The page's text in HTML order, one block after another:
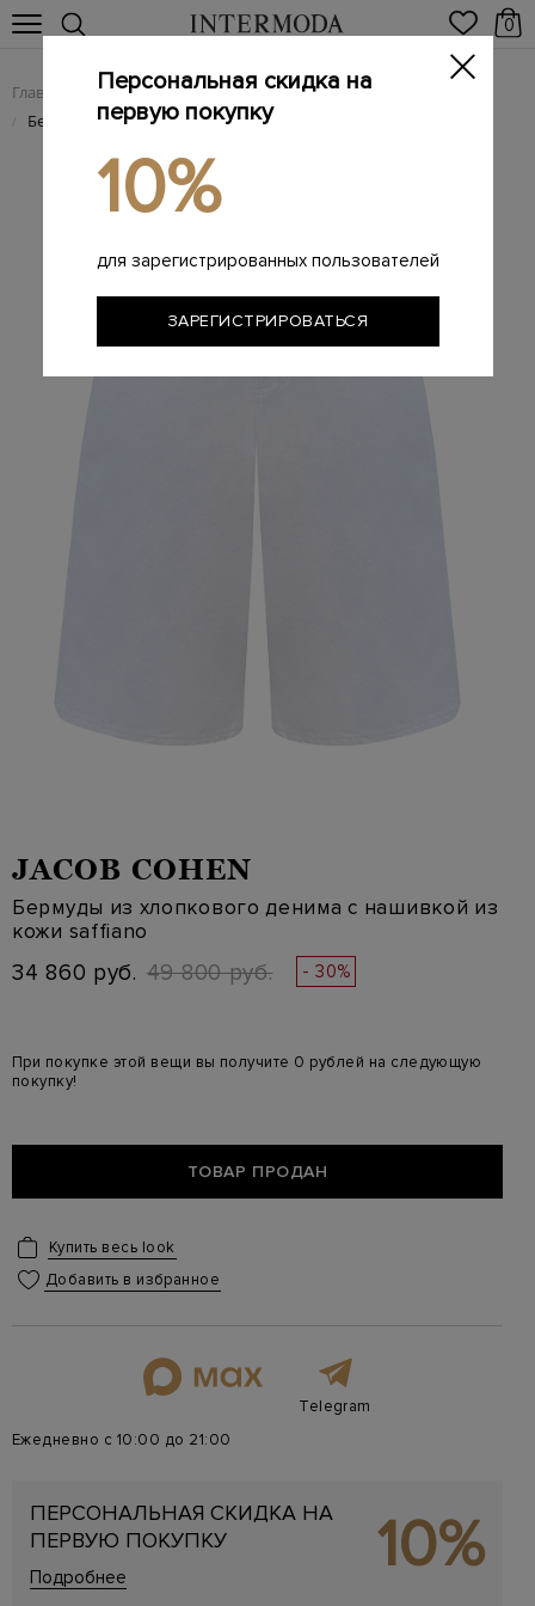
0
Главная Женщинам / Женская одежда / Женские шорты
/ Бермуды из хлопкового денима с нашивкой из кожи saffiano
JACOB COHEN
Бермуды из хлопкового денима с нашивкой из
кожи saffiano
34 860 руб. 49 800 руб. - 30%
При покупке этой вещи вы получите 0 рублей на следующую
покупку!
ТОВАР ПРОДАН
Купить весь look
Добавить в избранное
Telegram
Ежедневно с 10:00 до 21:00
ПЕРСОНАЛЬНАЯ СКИДКА НА
ПЕРВУЮ ПОКУПКУ
Подробнее 10%
Персональная скидка на
первую покупку
10%
для зарегистрированных пользователей
ЗАРЕГИСТРИРОВАТЬСЯ